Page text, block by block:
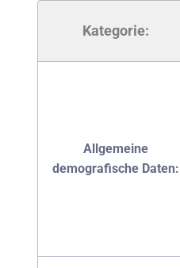
Kategorie:
Allgemeine
demografische Daten: